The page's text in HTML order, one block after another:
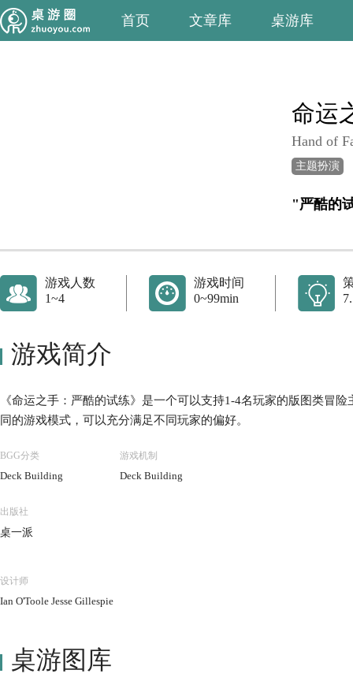
首页 文章库 桌游库
命运
Hand of
主题扮演
"严酷的
游戏人数
1~4
游戏时间
0~99min
游戏简介
《命运之手：严酷的试练》是一个可以支持1-4名玩家的版图类冒
同的游戏模式，可以充分满足不同玩家的偏好。
BGG分类
Deck Building
游戏机制
Deck Building
出版社
桌一派
设计师
Ian O'Toole Jesse Gillespie
桌游图库